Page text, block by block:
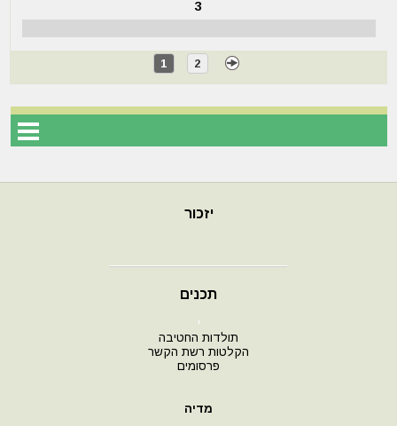
3
1 2
יזכור
תכנים
י
תולדות החטיבה
הקלטות רשת הקשר
פרסומים
מדיה